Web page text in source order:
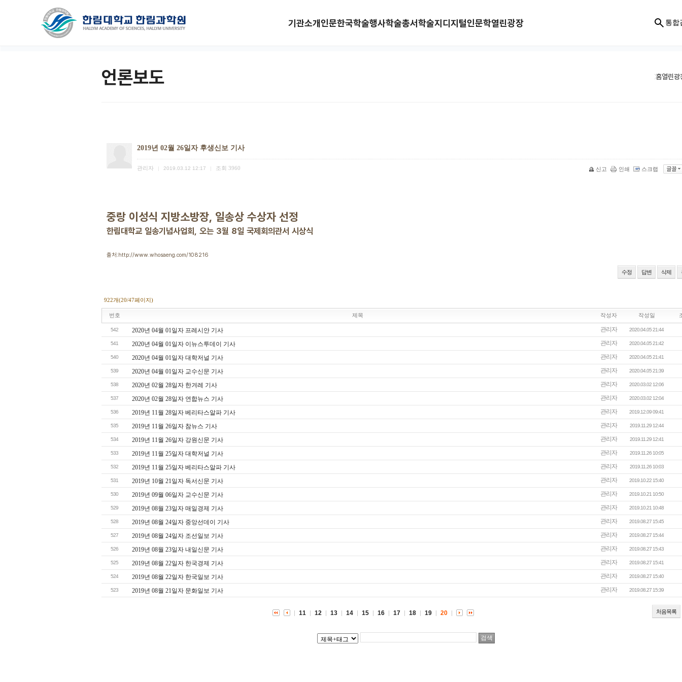
기관소개인문한국학술행사학술총서학술지디지털인문학열린광장 통합
언론보도 홈열린광
2019년 02월 26일자 후생신보 기사
관리자 2019.03.12 12:17 조회 3960 신고 인쇄 스크랩
중랑 이성식 지방소방장, 일송상 수상자 선정
한림대학교 일송기념사업회, 오는 3월 8일 국제회의관서 시상식
출처:http://www.whosaeng.com/108216
수정 답변 삭제
922개(20/47페이지)
번호 제목 작성자 작성일
542 2020년 04월 01일자 프레시안 기사 관리자 2020.04.05 21:44
541 2020년 04월 01일자 이뉴스투데이 기사 관리자 2020.04.05 21:42
540 2020년 04월 01일자 대학저널 기사 관리자 2020.04.05 21:41
539 2020년 04월 01일자 교수신문 기사 관리자 2020.04.05 21:39
538 2020년 02월 28일자 한겨레 기사 관리자 2020.03.02 12:06
537 2020년 02월 28일자 연합뉴스 기사 관리자 2020.03.02 12:04
536 2019년 11월 28일자 베리타스알파 기사 관리자 2019.12.09 09:41
535 2019년 11월 26일자 참뉴스 기사 관리자 2019.11.29 12:44
534 2019년 11월 26일자 강원신문 기사 관리자 2019.11.29 12:41
533 2019년 11월 25일자 대학저널 기사 관리자 2019.11.26 10:05
532 2019년 11월 25일자 베리타스알파 기사 관리자 2019.11.26 10:03
531 2019년 10월 21일자 독서신문 기사 관리자 2019.10.22 15:40
530 2019년 09월 06일자 교수신문 기사 관리자 2019.10.21 10:50
529 2019년 08월 23일자 매일경제 기사 관리자 2019.10.21 10:48
528 2019년 08월 24일자 중앙선데이 기사 관리자 2019.08.27 15:45
527 2019년 08월 24일자 조선일보 기사 관리자 2019.08.27 15:44
526 2019년 08월 23일자 내일신문 기사 관리자 2019.08.27 15:43
525 2019년 08월 22일자 한국경제 기사 관리자 2019.08.27 15:41
524 2019년 08월 22일자 한국일보 기사 관리자 2019.08.27 15:40
523 2019년 08월 21일자 문화일보 기사 관리자 2019.08.27 15:39
처음목록
11 12 13 14 15 16 17 18 19 20